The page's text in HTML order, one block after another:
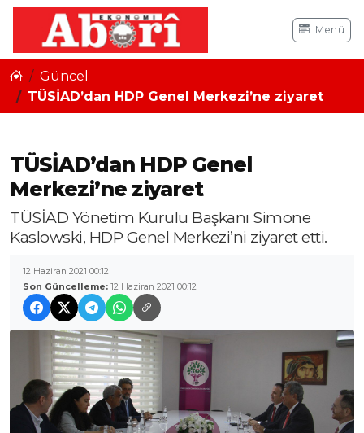
Menü
Güncel
TÜSİAD’dan HDP Genel Merkezi’ne ziyaret
TÜSİAD’dan HDP Genel
Merkezi’ne ziyaret
TÜSİAD Yönetim Kurulu Başkanı Simone
Kaslowski, HDP Genel Merkezi’ni ziyaret etti.
12 Haziran 2021 00:12
Son Güncelleme: 12 Haziran 2021 00:12